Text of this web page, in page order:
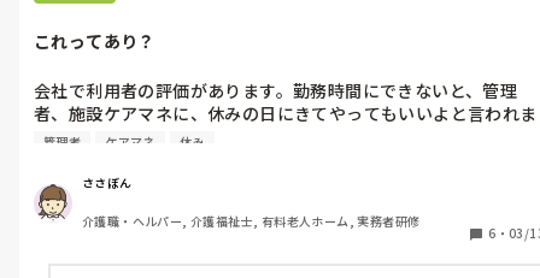
これってあり？
会社で利用者の評価があります。勤務時間にできないと、管理
者、施設ケアマネに、休みの日にきてやってもいいよと言われま
す。もちろん、無給です。
管理者 ケアマネ 休み
ささぼん
介護職・ヘルパー, 介護福祉士, 有料老人ホーム, 実務者研修
6 ・ 03/